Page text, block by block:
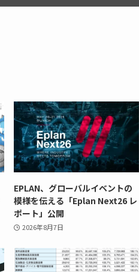
EPLAN、グローバルイベントの
模様を伝える「Eplan Next26 レ
ポート」公開
2026年8月7日